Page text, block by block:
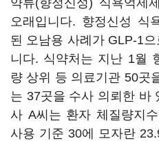
약류(향정신성) 식욕억제
오래입니다. 향정신성 식
된 오남용 사례가 GLP-1
니다. 식약처는 지난 1월
량 상위 등 의료기관 50곳
는 37곳을 수사 의뢰한 바
사 A씨는 환자 체질량지
사용 기준 30에 모자란